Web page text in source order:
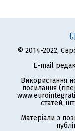
© 2014-2022,
E-mail
Використання
посилання
статей,
Матеріали з